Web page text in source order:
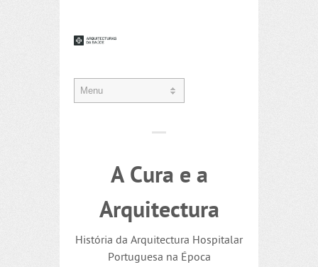
A Cura e a
Arquitectura
História da Arquitectura Hospitalar
Portuguesa na Época